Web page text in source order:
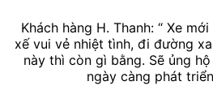
Khách hàng H. Thanh: “ Xe
xế vui vẻ nhiệt tình, đi đường
này thì còn gì bằng. Sẽ ủng
ngày càng phát